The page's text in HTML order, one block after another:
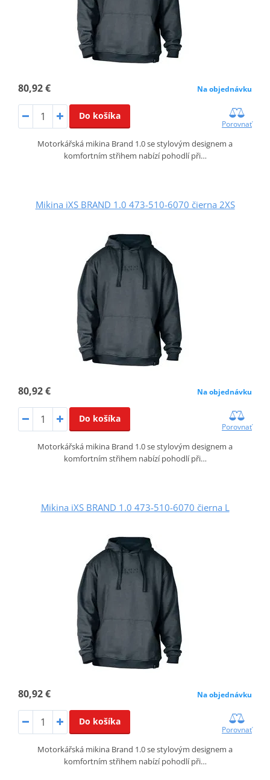
80,92 € Na objednávku
Do košíka
Porovnať
Motorkářská mikina Brand 1.0 se stylovým designem a
komfortním střihem nabízí pohodlí při…
Mikina iXS BRAND 1.0 473-510-6070 čierna 2XS
80,92 € Na objednávku
Do košíka
Porovnať
Motorkářská mikina Brand 1.0 se stylovým designem a
komfortním střihem nabízí pohodlí při…
Mikina iXS BRAND 1.0 473-510-6070 čierna L
80,92 € Na objednávku
Do košíka
Porovnať
Motorkářská mikina Brand 1.0 se stylovým designem a
komfortním střihem nabízí pohodlí při…